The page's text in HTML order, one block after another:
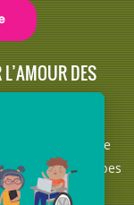
DES
majeure
les équipes
de la